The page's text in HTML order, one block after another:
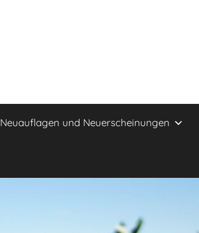
Neuauflagen und Neuerscheinungen